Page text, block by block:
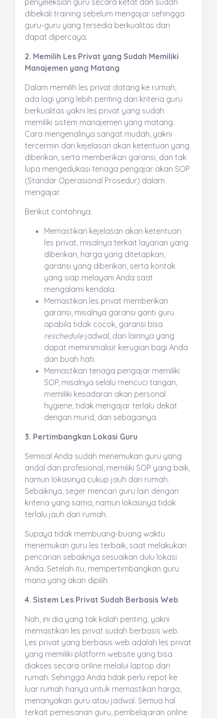
dibekali training sebelum mengajar sehingga
guru-guru yang tersedia berkualitas dan
dapat dipercaya.
2. Memilih Les Privat yang Sudah Memiliki
Manajemen yang Matang
Dalam memilih les privat datang ke rumah,
ada lagi yang lebih penting dari kriteria guru
berkualitas yakni les privat yang sudah
memiliki sistem manajemen yang matang.
Cara mengenalinya sangat mudah, yakni
tercermin dari kejelasan akan ketentuan yang
diberikan, serta memberikan garansi, dan tak
lupa mengedukasi tenaga pengajar akan SOP
(Standar Operasional Prosedur) dalam
mengajar.
Berikut contohnya.
Memastikan kejelasan akan ketentuan
les privat, misalnya terkait layanan yang
diberikan, harga yang ditetapkan,
garansi yang diberikan, serta kontak
yang siap melayani Anda saat
mengalami kendala.
Memastikan les privat memberikan
garansi, misalnya garansi ganti guru
apabila tidak cocok, garansi bisa
reschedule jadwal, dan lainnya yang
dapat meminimalisir kerugian bagi Anda
dan buah hati.
Memastikan tenaga pengajar memiliki
SOP, misalnya selalu mencuci tangan,
memiliki kesadaran akan personal
hygiene, tidak mengajar terlalu dekat
dengan murid, dan sebagainya.
3. Pertimbangkan Lokasi Guru
Semisal Anda sudah menemukan guru yang
andal dan profesional, memiliki SOP yang baik,
namun lokasinya cukup jauh dari rumah.
Sebaiknya, seger mencari guru lain dengan
kriteria yang sama, namun lokasinya tidak
terlalu jauh dari rumah.
Supaya tidak membuang-buang waktu
menemukan guru les terbaik, saat melakukan
pencarian sebaiknya sesuaikan dulu lokasi
Anda. Setelah itu, mempertimbangkan guru
mana yang akan dipilih.
4. Sistem Les Privat Sudah Berbasis Web
Nah, ini dia yang tak kalah penting, yakni
memastikan les privat sudah berbasis web.
Les privat yang berbasis web adalah les privat
yang memiliki platform website yang bisa
diakses secara online melalui laptop dari
rumah. Sehingga Anda tidak perlu repot ke
luar rumah hanya untuk memastikan harga,
menanyakan guru atau jadwal. Semua hal
terkait pemesanan guru, pembelajaran online